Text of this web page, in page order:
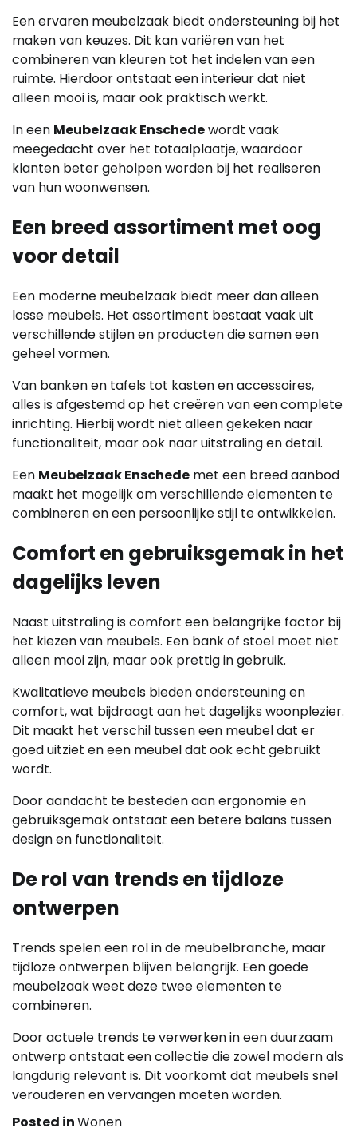
Een ervaren meubelzaak biedt ondersteuning bij het
maken van keuzes. Dit kan variëren van het
combineren van kleuren tot het indelen van een
ruimte. Hierdoor ontstaat een interieur dat niet
alleen mooi is, maar ook praktisch werkt.
In een Meubelzaak Enschedewordt vaak
meegedacht over het totaalplaatje, waardoor
klanten beter geholpen worden bij het realiseren
van hun woonwensen.
Een breed assortiment met oog
voor detail
Een moderne meubelzaak biedt meer dan alleen
losse meubels. Het assortiment bestaat vaak uit
verschillende stijlen en producten die samen een
geheel vormen.
Van banken en tafels tot kasten en accessoires,
alles is afgestemd op het creëren van een complete
inrichting. Hierbij wordt niet alleen gekeken naar
functionaliteit, maar ook naar uitstraling en detail.
Een Meubelzaak Enschede met een breed aanbod
maakt het mogelijk om verschillende elementen te
combineren en een persoonlijke stijl te ontwikkelen.
Comfort en gebruiksgemak in het
dagelijks leven
Naast uitstraling is comfort een belangrijke factor bij
het kiezen van meubels. Een bank of stoel moet niet
alleen mooi zijn, maar ook prettig in gebruik.
Kwalitatieve meubels bieden ondersteuning en
comfort, wat bijdraagt aan het dagelijks woonplezier.
Dit maakt het verschil tussen een meubel dat er
goed uitziet en een meubel dat ook echt gebruikt
wordt.
Door aandacht te besteden aan ergonomie en
gebruiksgemak ontstaat een betere balans tussen
design en functionaliteit.
De rol van trends en tijdloze
ontwerpen
Trends spelen een rol in de meubelbranche, maar
tijdloze ontwerpen blijven belangrijk. Een goede
meubelzaak weet deze twee elementen te
combineren.
Door actuele trends te verwerken in een duurzaam
ontwerp ontstaat een collectie die zowel modern als
langdurig relevant is. Dit voorkomt dat meubels snel
verouderen en vervangen moeten worden.
Posted inWonen